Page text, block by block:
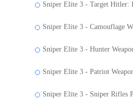
Sniper Elite 3 - Target Hitler:
Sniper Elite 3 - Camouflage
Sniper Elite 3 - Hunter
Sniper Elite 3 - Patriot
Sniper Elite 3 - Sniper Rifles